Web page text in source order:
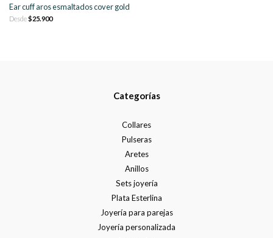
Ear cuff aros esmaltados cover gold
Desde$25.900
Categorías
Collares
Pulseras
Aretes
Anillos
Sets joyería
Plata Esterlina
Joyería para parejas
Joyería personalizada